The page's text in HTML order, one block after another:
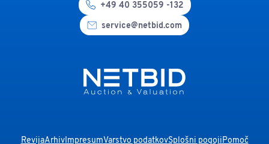
+49 40 355059 -132
service@netbid.com
RevijaArhivImpresumVarstvo podatkovSplošni pogojiPomoč